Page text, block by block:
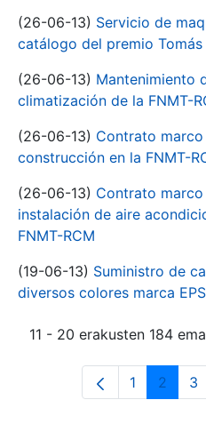
(26-06-13) Servicio de
catálogo del premio
(26-06-13) Mantenimiento
climatización de la FNMT-
(26-06-13) Contrato
construcción en la FNMT-
(26-06-13) Contrato
instalación de aire
FNMT-RCM
(19-06-13) Suministro de
diversos colores marca
11 - 20 erakusten 184
Orrialdea
1 2 3